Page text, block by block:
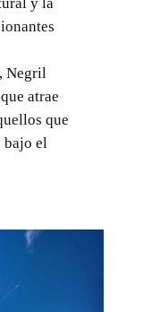
y la
Negril
atrae
que
bajo el